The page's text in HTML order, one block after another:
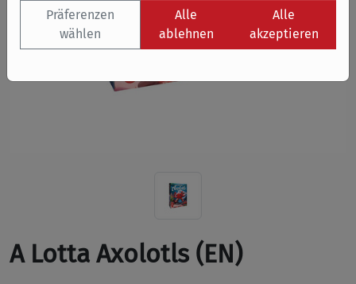
A Lotta Axolotls (EN)
Präferenzen
wählen
Alle
ablehnen
Alle
akzeptieren